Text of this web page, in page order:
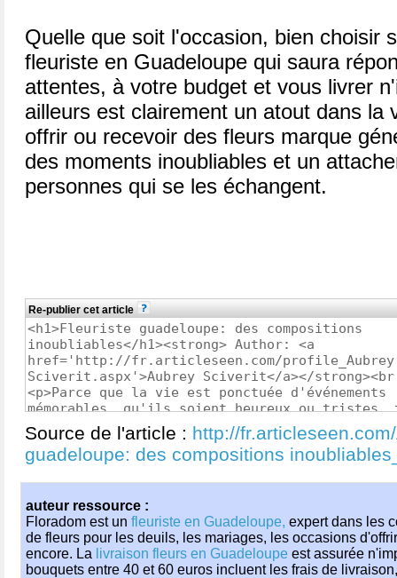
Quelle que soit l'occasion, bien choisir
fleuriste en Guadeloupe qui saura
attentes, à votre budget et vous livrer
ailleurs est clairement un atout dans la
offrir ou recevoir des fleurs marque
des moments inoubliables et un
personnes qui se les échangent.
Re-publier cet article
Source de l'article : http://
guadeloupe: des compositions
auteur ressource :
Floradom est un fleuriste en Guadeloupe, expert dans les
de fleurs pour les deuils, les mariages, les occasions
encore. La livraison fleurs en Guadeloupe est assurée
bouquets entre 40 et 60 euros incluent les frais de